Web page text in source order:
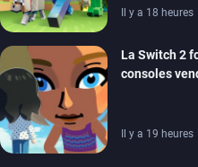
Il y a 18 heures
La Switch 2
consoles
Il y a 19 heures